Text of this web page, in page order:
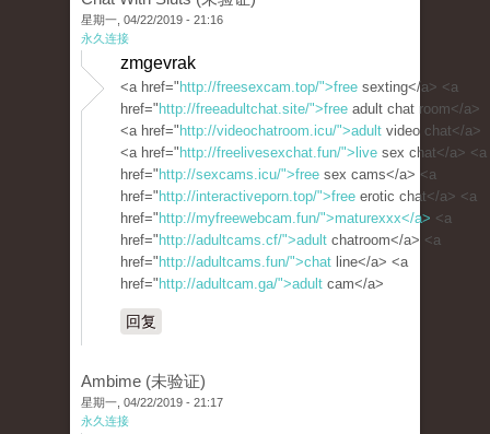
星期一, 04/22/2019 - 21:16
永久连接
zmgevrak
<a href=" http://freesexcam.top/">free sexting</a> <a
href=" http://freeadultchat.site/">free adult chat room</a>
<a href=" http://videochatroom.icu/">adult video chat</a>
<a href=" http://freelivesexchat.fun/">live sex chat</a> <a
href=" http://sexcams.icu/">free sex cams</a> <a
href=" http://interactiveporn.top/">free erotic chat</a> <a
href=" http://myfreewebcam.fun/">maturexxx</a> <a
href=" http://adultcams.cf/">adult chatroom</a> <a
href=" http://adultcams.fun/">chat line</a> <a
href=" http://adultcam.ga/">adult cam</a>
回复
Ambime (未验证)
星期一, 04/22/2019 - 21:17
永久连接